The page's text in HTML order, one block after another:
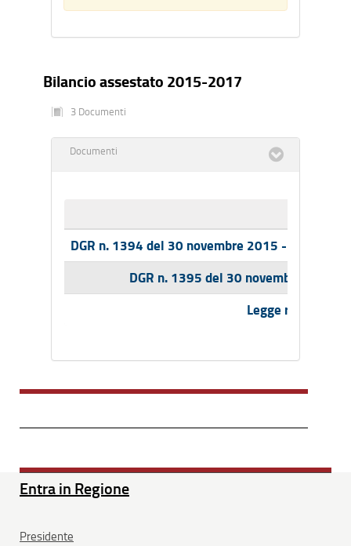
Bilancio assestato 2015-2017
3 Documenti
Documenti
DGR n. 1394 del 30 novembre 2015 -
DGR n. 1395 del 30 novembre 2015
Legge regionale
Entra in Regione
Presidente